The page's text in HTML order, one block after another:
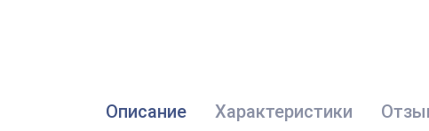
Описание Характеристики